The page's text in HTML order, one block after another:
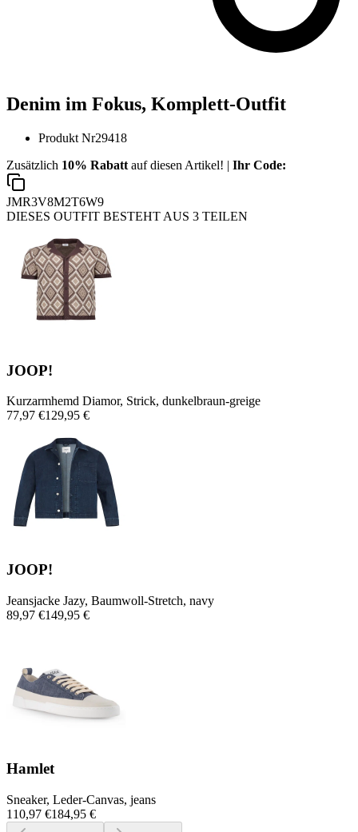
Denim im Fokus, Komplett-Outfit
Produkt Nr29418
Zusätzlich 10% Rabatt auf diesen Artikel! | Ihr Code:
JMR3V8M2T6W9
DIESES OUTFIT BESTEHT AUS 3 TEILEN
JOOP!
Kurzarmhemd Diamor, Strick, dunkelbraun-greige
77,97 €129,95 €
JOOP!
Jeansjacke Jazy, Baumwoll-Stretch, navy
89,97 €149,95 €
Hamlet
Sneaker, Leder-Canvas, jeans
110,97 €184,95 €